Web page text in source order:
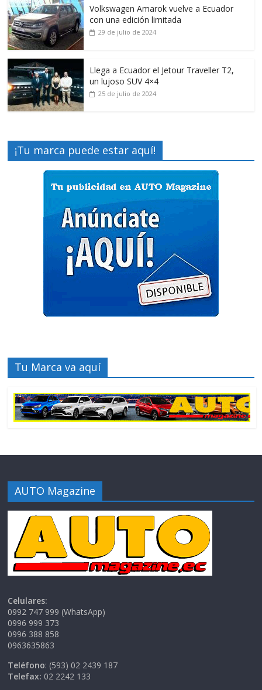
Volkswagen Amarok vuelve a Ecuador
con una edición limitada
29 de julio de 2024
Llega a Ecuador el Jetour Traveller T2,
un lujoso SUV 4×4
25 de julio de 2024
¡Tu marca puede estar aquí!
Tu Marca va aquí
AUTO Magazine
Celulares:
0992 747 999 (WhatsApp)
0996 999 373
0996 388 858
0963635863
Teléfono: (593) 02 2439 187
Telefax: 02 2242 133